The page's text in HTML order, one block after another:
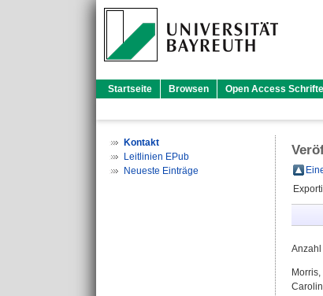
Startseite Browsen Open Access
Kontakt
Leitlinien EPub
Neueste Einträge